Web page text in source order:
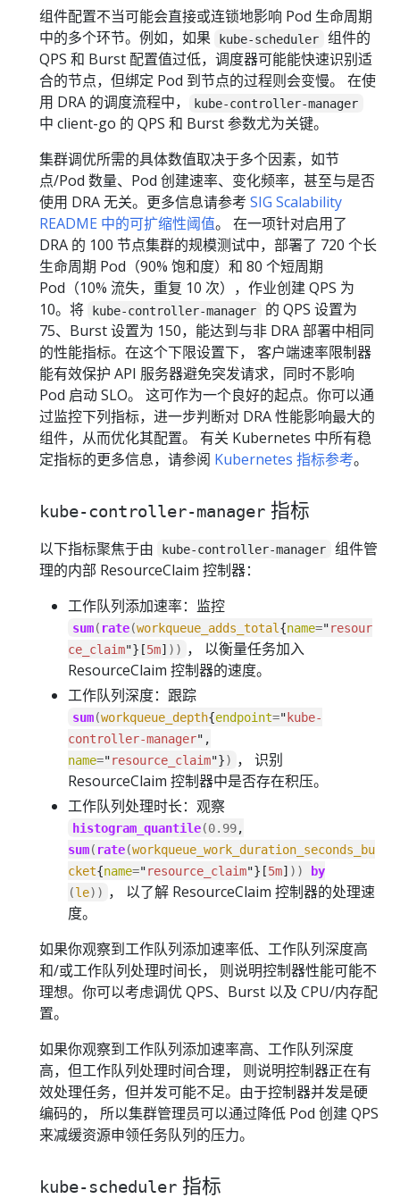
组件配置不当可能会直接或连锁地影响 Pod 生命周期
中的多个环节。例如，如果
kube-scheduler
组件的
QPS 和 Burst 配置值过低，调度器可能能快速识别适
合的节点，但绑定 Pod 到节点的过程则会变慢。 在使
用 DRA 的调度流程中，
kube-controller-manager
中 client-go 的 QPS 和 Burst 参数尤为关键。
集群调优所需的具体数值取决于多个因素，如节
点/Pod 数量、Pod 创建速率、变化频率，甚至与是否
使用 DRA 无关。更多信息请参考 SIG Scalability
README 中的可扩缩性阈值。 在一项针对启用了
DRA 的 100 节点集群的规模测试中，部署了 720 个长
生命周期 Pod（90% 饱和度）和 80 个短周期
Pod（10% 流失，重复 10 次），作业创建 QPS 为
10。将
kube-controller-manager
的 QPS 设置为
75、Burst 设置为 150，能达到与非 DRA 部署中相同
的性能指标。在这个下限设置下， 客户端速率限制器
能有效保护 API 服务器避免突发请求，同时不影响
Pod 启动 SLO。 这可作为一个良好的起点。你可以通
过监控下列指标，进一步判断对 DRA 性能影响最大的
组件，从而优化其配置。 有关 Kubernetes 中所有稳
定指标的更多信息，请参阅 Kubernetes 指标参考。
kube-controller-manager 指标
以下指标聚焦于由 kube-controller-manager
组件管
理的内部 ResourceClaim 控制器：
工作队列添加速率：监控
sum( rate(workqueue_adds_total {name="resour
ce_claim"}[5m] )) ， 以衡量任务加入
ResourceClaim 控制器的速度。
工作队列深度：跟踪
sum(workqueue_depth{endpoint="kube-
controller-manager",
name="resource_claim"}) ， 识别
ResourceClaim 控制器中是否存在积压。
工作队列处理时长：观察
histogram_quantile(0.99,
sum( rate(workqueue_work_duration_seconds_bu
cket{name="resource_claim"}[5m] ))
by
(le)) ， 以了解 ResourceClaim 控制器的处理速
度。
如果你观察到工作队列添加速率低、工作队列深度高
和/或工作队列处理时间长， 则说明控制器性能可能不
理想。你可以考虑调优 QPS、Burst 以及 CPU/内存配
置。
如果你观察到工作队列添加速率高、工作队列深度
高，但工作队列处理时间合理， 则说明控制器正在有
效处理任务，但并发可能不足。由于控制器并发是硬
编码的， 所以集群管理员可以通过降低 Pod 创建 QPS
来减缓资源申领任务队列的压力。
kube-scheduler 指标